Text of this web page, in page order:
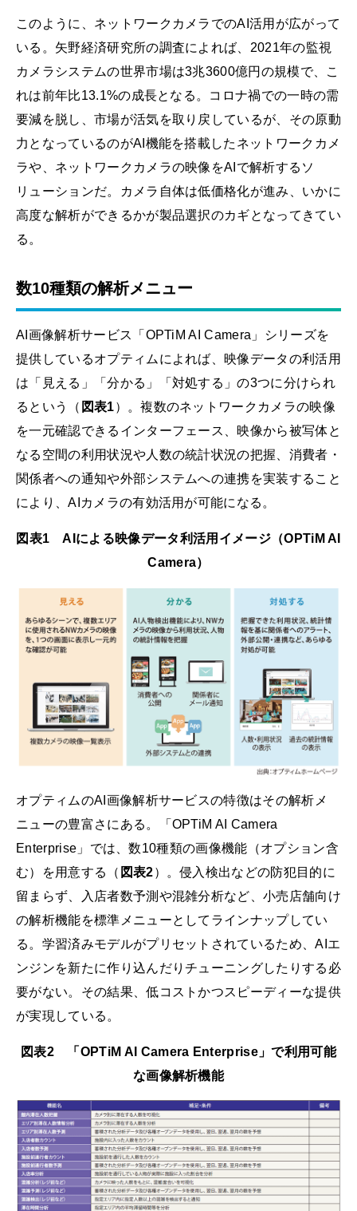
このように、ネットワークカメラでのAI活用が広がって
いる。矢野経済研究所の調査によれば、2021年の監視
カメラシステムの世界市場は3兆3600億円の規模で、こ
れは前年比13.1%の成長となる。コロナ禍での一時の需
要減を脱し、市場が活気を取り戻しているが、その原動
力となっているのがAI機能を搭載したネットワークカメ
ラや、ネットワークカメラの映像をAIで解析するソ
リューションだ。カメラ自体は低価格化が進み、いかに
高度な解析ができるかが製品選択のカギとなってきてい
る。
数10種類の解析メニュー
AI画像解析サービス「OPTiM AI Camera」シリーズを
提供しているオプティムによれば、映像データの利活用
は「見える」「分かる」「対処する」の3つに分けられ
るという（ 図表1）。複数のネットワークカメラの映像
を一元確認できるインターフェース、映像から被写体と
なる空間の利用状況や人数の統計状況の把握、消費者・
関係者への通知や外部システムへの連携を実装すること
により、AIカメラの有効活用が可能になる。
図表1 AIによる映像データ利活用イメージ（OPTiM AI
Camera）
オプティムのAI画像解析サービスの特徴はその解析メ
ニューの豊富さにある。「OPTiM AI Camera
Enterprise」では、数10種類の画像機能（オプション含
む）を用意する（ 図表2）。侵入検出などの防犯目的に
留まらず、入店者数予測や混雑分析など、小売店舗向け
の解析機能を標準メニューとしてラインナップしてい
る。学習済みモデルがプリセットされているため、AIエ
ンジンを新たに作り込んだりチューニングしたりする必
要がない。その結果、低コストかつスピーディーな提供
が実現している。
図表2 「OPTiM AI Camera Enterprise」で利用可能
な画像解析機能